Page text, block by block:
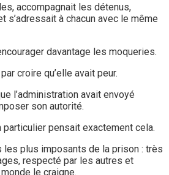
accompagnait les détenus,
s’adressait à chacun avec le même
davantage les moqueries.
croire qu’elle avait peur.
l’administration avait envoyé
son autorité.
particulier pensait exactement cela.
les plus imposants de la prison : très
respecté par les autres et
le craigne.